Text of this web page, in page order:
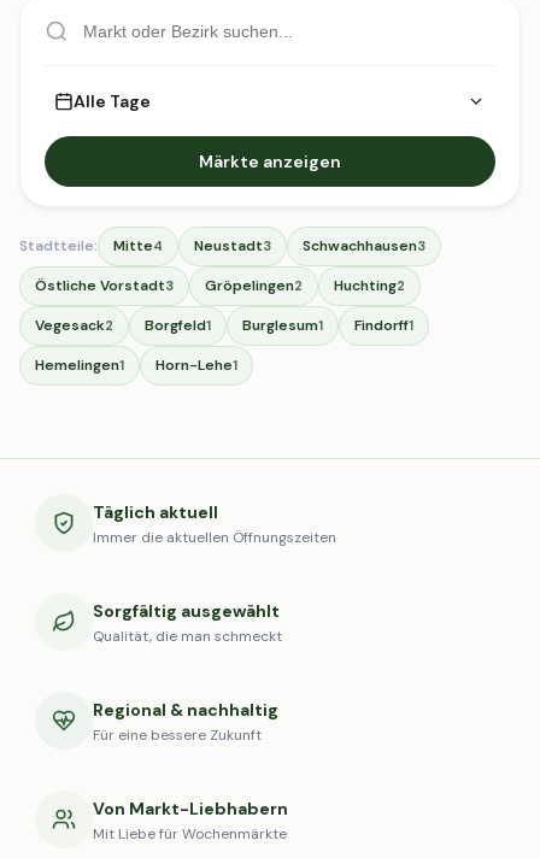
Alle Tage
Märkte anzeigen
Stadtteile: Mitte4 Neustadt3 Schwachhausen3
Östliche Vorstadt3 Gröpelingen2 Huchting2
Vegesack2 Borgfeld1 Burglesum1 Findorff1
Hemelingen1 Horn-Lehe1
Täglich aktuell
Immer die aktuellen Öffnungszeiten
Sorgfältig ausgewählt
Qualität, die man schmeckt
Regional & nachhaltig
Für eine bessere Zukunft
Von Markt-Liebhabern
Mit Liebe für Wochenmärkte